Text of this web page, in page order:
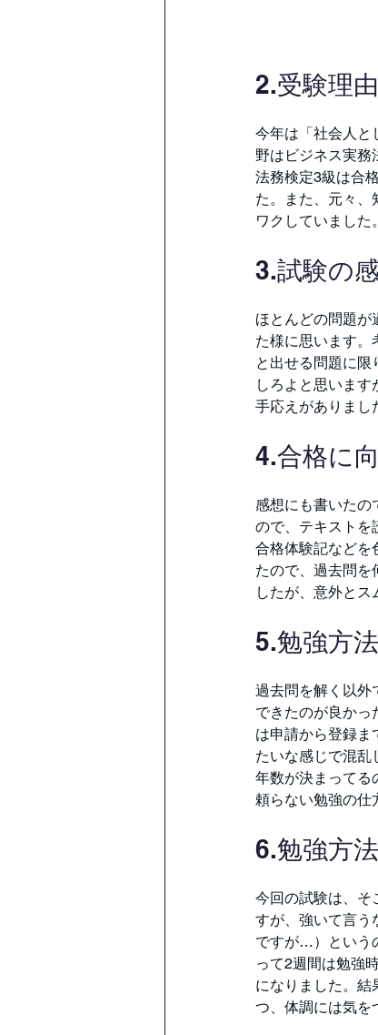
2.受験理由
今年は「社会人と
野はビジネス実務
法務検定3級は合
た。また、元々、
ワクしていました。
3.試験の
ほとんどの問題が
た様に思います。
と出せる問題に
しろよと思いま
手応えがありまし
4.合格に
感想にも書いたの
ので、テキストを
合格体験記などを
たので、過去問を
したが、意外とス
5.勉強方
過去問を解く以外
できたのが良かっ
は申請から登録ま
たいな感じで混乱
年数が決まってる
頼らない勉強の仕
6.勉強方
今回の試験は、そ
すが、強いて言う
ですが…）という
って2週間は勉強
になりました。結
つ、体調には気を